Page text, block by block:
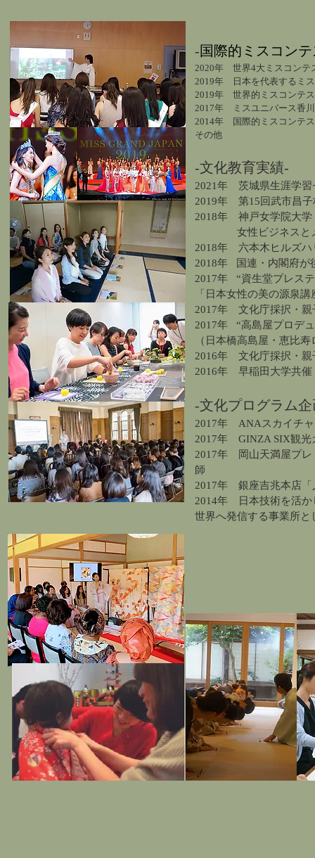
-国際的ミスコン
2020年 世界4大ミスコンテ
2019年 日本を代表するミス
2019年 世界的ミスコンテス
2017年 ミスユニバース香
2014年 国際的ミスコンテス
その他
-文化教育実績-
2021年 茨城県生涯学習
2019年 第15回武市昌子
2018年 神戸女学院大
女性ビジネスとメ
2018年 六本木ヒルズハ
2018年 国連・内閣 府が
2017年 “資生堂プレス
「日本女性の美の源泉講
2017年 文化庁採択・親
2017年 “高島屋プロデ
（日本橋高島屋・恵比
2016年 文化庁採択・親
2016年 早稲田大学共
-文化プログラム
2017年 ANAスカイチャ
2017年 GINZA SIX観光
2017年 岡山天満屋プレ
師
2017年 銀座吉兆本店「
2014年 日本技術を活か
世界へ発信する事業所